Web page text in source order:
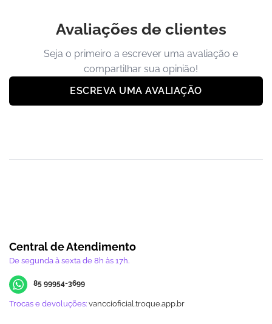
Avaliações de clientes
Seja o primeiro a escrever uma avaliação e
compartilhar sua opinião!
ESCREVA UMA AVALIAÇÃO
Central de Atendimento
De segunda à sexta de 8h às 17h.
85 99954-3699
Trocas e devoluções: vanccioficial.troque.app.br